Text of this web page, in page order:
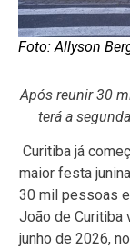
Foto: Allyson
Após reunir 30
terá a
Curitiba já
maior festa
30 mil pessoas
João de Curitiba
junho de 2026,